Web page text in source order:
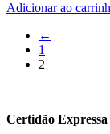
Adicionar ao
←
1
2
Certidão